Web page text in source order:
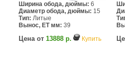
Ширина обода, дюймы: 6
Диаметр обода, дюймы: 15
Тип: Литые
Вынос, ET мм: 39
Цена от 13888 р. Купить